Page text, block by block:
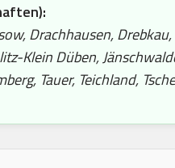
Drachhausen,
Klein Düben,
Tauer, Teichland,